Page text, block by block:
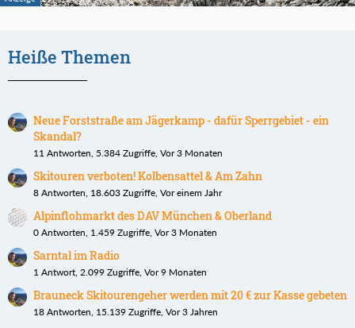
Heiße Themen
Neue Forststraße am Jägerkamp - dafür Sperrgebiet - ein
Skandal?
11 Antworten, 5.384 Zugriffe, Vor 3 Monaten
Skitouren verboten! Kolbensattel & Am Zahn
8 Antworten, 18.603 Zugriffe, Vor einem Jahr
Alpinflohmarkt des DAV München & Oberland
0 Antworten, 1.459 Zugriffe, Vor 3 Monaten
Sarntal im Radio
1 Antwort, 2.099 Zugriffe, Vor 9 Monaten
Brauneck Skitourengeher werden mit 20 € zur Kasse gebeten
18 Antworten, 15.139 Zugriffe, Vor 3 Jahren